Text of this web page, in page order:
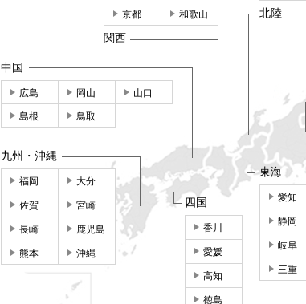
東海
愛知
静岡
岐阜
三重
北陸
京都 和歌山
関西
中国
広島 岡山 山口
島根 鳥取
四国
香川
愛媛
高知
徳島
九州・沖縄
福岡 大分
佐賀 宮崎
長崎 鹿児島
熊本 沖縄